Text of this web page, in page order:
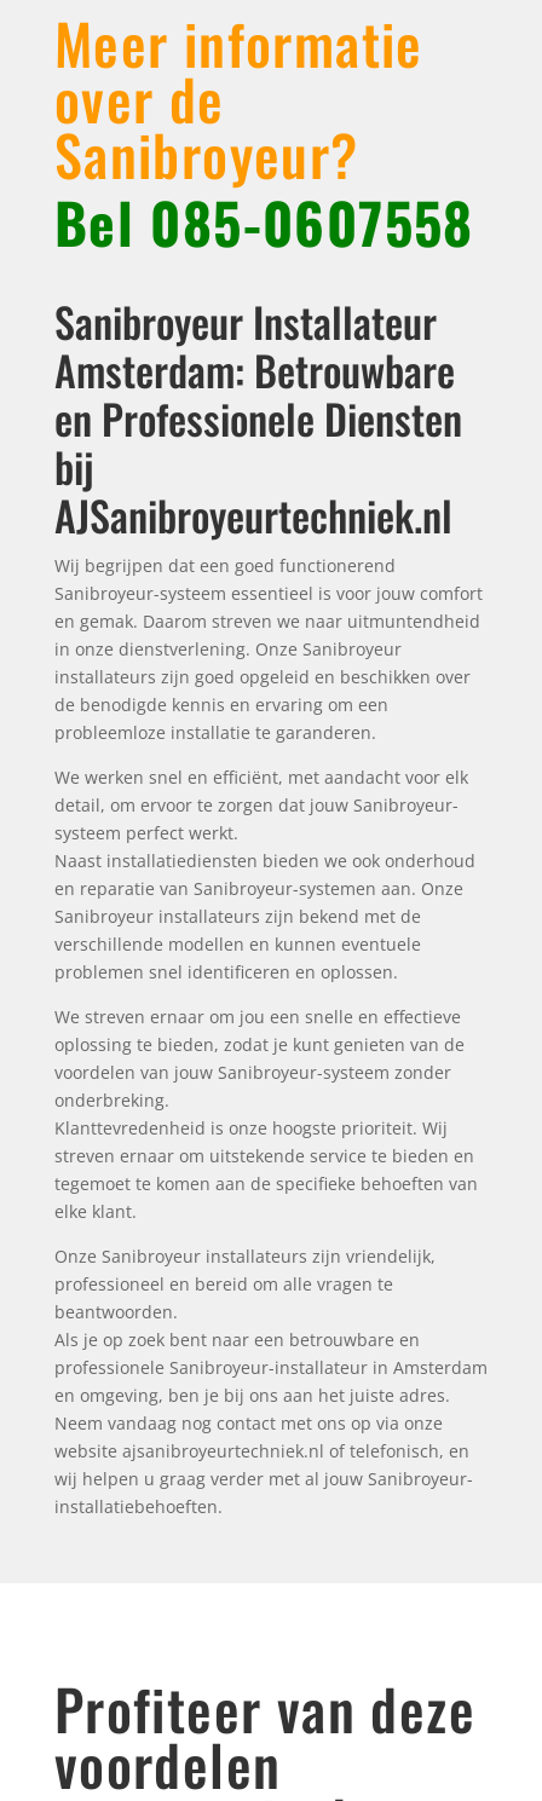
Meer informatie
over de
Sanibroyeur?
Bel 085-0607558
Sanibroyeur Installateur
Amsterdam: Betrouwbare
en Professionele Diensten
bij
AJSanibroyeurtechniek.nl
Wij begrijpen dat een goed functionerend
Sanibroyeur-systeem essentieel is voor jouw comfort
en gemak. Daarom streven we naar uitmuntendheid
in onze dienstverlening. Onze Sanibroyeur
installateurs zijn goed opgeleid en beschikken over
de benodigde kennis en ervaring om een
probleemloze installatie te garanderen.
We werken snel en efficiënt, met aandacht voor elk
detail, om ervoor te zorgen dat jouw Sanibroyeur-
systeem perfect werkt.
Naast installatiediensten bieden we ook onderhoud
en reparatie van Sanibroyeur-systemen aan. Onze
Sanibroyeur installateurs zijn bekend met de
verschillende modellen en kunnen eventuele
problemen snel identificeren en oplossen.
We streven ernaar om jou een snelle en effectieve
oplossing te bieden, zodat je kunt genieten van de
voordelen van jouw Sanibroyeur-systeem zonder
onderbreking.
Klanttevredenheid is onze hoogste prioriteit. Wij
streven ernaar om uitstekende service te bieden en
tegemoet te komen aan de specifieke behoeften van
elke klant.
Onze Sanibroyeur installateurs zijn vriendelijk,
professioneel en bereid om alle vragen te
beantwoorden.
Als je op zoek bent naar een betrouwbare en
professionele Sanibroyeur-installateur in Amsterdam
en omgeving, ben je bij ons aan het juiste adres.
Neem vandaag nog contact met ons op via onze
website ajsanibroyeurtechniek.nl of telefonisch, en
wij helpen u graag verder met al jouw Sanibroyeur-
installatiebehoeften.
Profiteer van deze
voordelen